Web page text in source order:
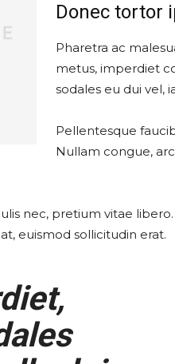
Donec tortor
Pharetra ac
metus, imperdiet
sodales eu dui vel,
Pellentesque
Nullam congue,
nec, pretium vitae libero.
euismod sollicitudin erat.